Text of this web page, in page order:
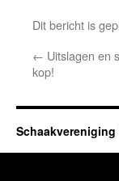
Dit bericht is
← Uitslagen en
kop!